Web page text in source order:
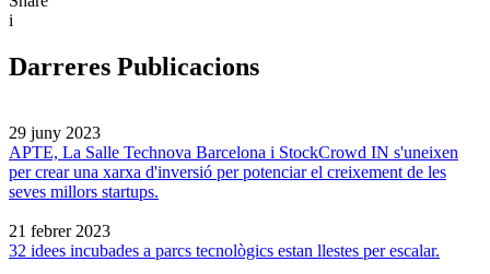
i
Darreres Publicacions
29 juny 2023
APTE, La Salle Technova Barcelona i StockCrowd IN s'uneixen
per crear una xarxa d'inversió per potenciar el creixement de les
seves millors startups.
21 febrer 2023
32 idees incubades a parcs tecnològics estan llestes per escalar.